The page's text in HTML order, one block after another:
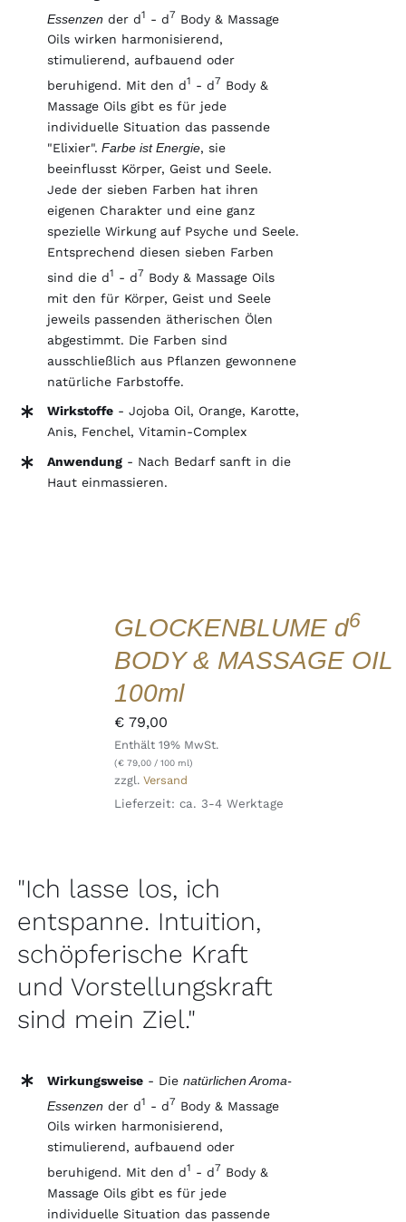
Essenzen der d1 - d7 Body & Massage
Oils wirken harmonisierend,
stimulierend, aufbauend oder
beruhigend. Mit den d1 - d7 Body &
Massage Oils gibt es für jede
individuelle Situation das passende
"Elixier". Farbe ist Energie, sie
beeinflusst Körper, Geist und Seele.
Jede der sieben Farben hat ihren
eigenen Charakter und eine ganz
spezielle Wirkung auf Psyche und Seele.
Entsprechend diesen sieben Farben
sind die d1 - d7 Body & Massage Oils
mit den für Körper, Geist und Seele
jeweils passenden ätherischen Ölen
abgestimmt. Die Farben sind
ausschließlich aus Pflanzen gewonnene
natürliche Farbstoffe.
Wirkstoffe -Jojoba Oil, Orange, Karotte,
Anis, Fenchel, Vitamin-Complex
Anwendung - Nach Bedarf sanft in die
Haut einmassieren.
GLOCKENBLUME d6
BODY & MASSAGE OIL
100ml
€79,00
Enthält 19% MwSt.
(€79,00/ 100 ml)
zzgl. Versand
Lieferzeit: ca. 3-4 Werktage
"Ich lasse los, ich
entspanne. Intuition,
schöpferische Kraft
und Vorstellungskraft
sind mein Ziel."
Wirkungsweise - Dienatürlichen Aroma-
Essenzen der d1 - d7 Body & Massage
Oils wirken harmonisierend,
stimulierend, aufbauend oder
beruhigend. Mit den d1 - d7 Body &
Massage Oils gibt es für jede
individuelle Situation das passende